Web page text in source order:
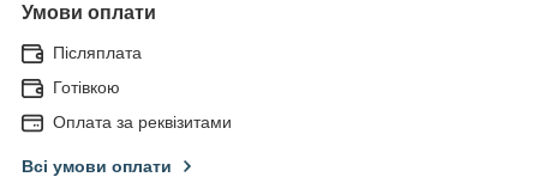
Умови оплати
Післяплата
Готівкою
Оплата за реквізитами
Всі умови оплати